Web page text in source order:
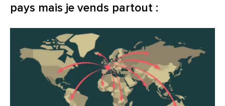
pays mais je vends partout :